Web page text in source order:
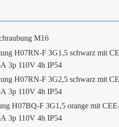
M16
H07RN-F 3G1,5 schwarz mit
3p 110V 4h IP54
H07RN-F 3G2,5 schwarz mit
3p 110V 4h IP54
H07BQ-F 3G1,5 orange mit
3p 110V 4h IP54